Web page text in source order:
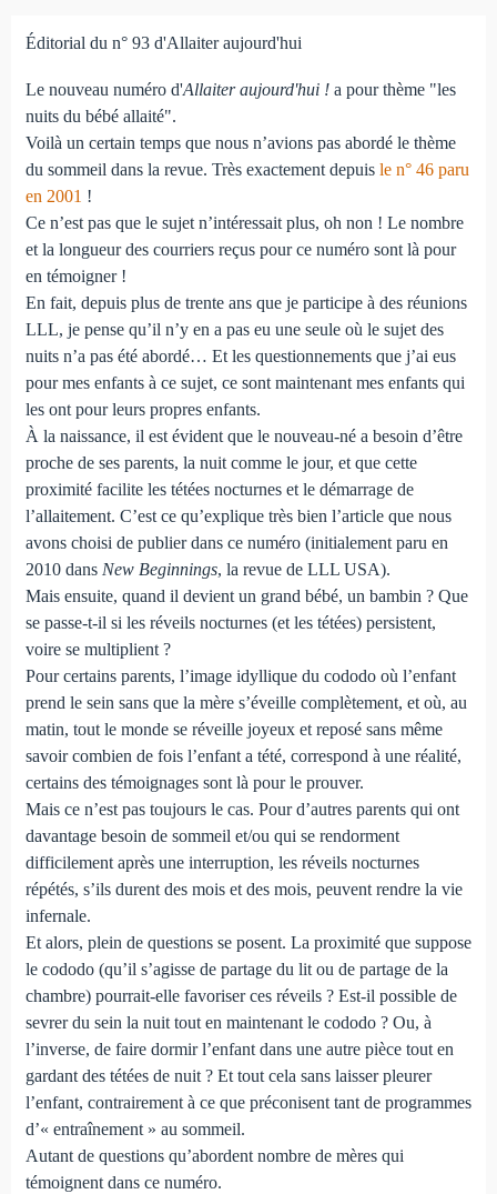
Éditorial du n° 93 d'Allaiter aujourd'hui
Le nouveau numéro d'Allaiter aujourd'hui !a pour thème "les
nuits du bébé allaité".
Voilà un certain temps que nous n’avions pas abordé le thème
du sommeil dans la revue. Très exactement depuis le n° 46 paru
en 2001 !
Ce n’est pas que le sujet n’intéressait plus, oh non ! Le nombre
et la longueur des courriers reçus pour ce numéro sont là pour
en témoigner !
En fait, depuis plus de trente ans que je participe à des réunions
LLL, je pense qu’il n’y en a pas eu une seule où le sujet des
nuits n’a pas été abordé… Et les questionnements que j’ai eus
pour mes enfants à ce sujet, ce sont maintenant mes enfants qui
les ont pour leurs propres enfants.
À la naissance, il est évident que le nouveau-né a besoin d’être
proche de ses parents, la nuit comme le jour, et que cette
proximité facilite les tétées nocturnes et le démarrage de
l’allaitement. C’est ce qu’explique très bien l’article que nous
avons choisi de publier dans ce numéro (initialement paru en
2010 dans New Beginnings, la revue de LLL USA).
Mais ensuite, quand il devient un grand bébé, un bambin ? Que
se passe-t-il si les réveils nocturnes (et les tétées) persistent,
voire se multiplient ?
Pour certains parents, l’image idyllique du cododo où l’enfant
prend le sein sans que la mère s’éveille complètement, et où, au
matin, tout le monde se réveille joyeux et reposé sans même
savoir combien de fois l’enfant a tété, correspond à une réalité,
certains des témoignages sont là pour le prouver.
Mais ce n’est pas toujours le cas. Pour d’autres parents qui ont
davantage besoin de sommeil et/ou qui se rendorment
difficilement après une interruption, les réveils nocturnes
répétés, s’ils durent des mois et des mois, peuvent rendre la vie
infernale.
Et alors, plein de questions se posent. La proximité que suppose
le cododo (qu’il s’agisse de partage du lit ou de partage de la
chambre) pourrait-elle favoriser ces réveils ? Est-il possible de
sevrer du sein la nuit tout en maintenant le cododo ? Ou, à
l’inverse, de faire dormir l’enfant dans une autre pièce tout en
gardant des tétées de nuit ? Et tout cela sans laisser pleurer
l’enfant, contrairement à ce que préconisent tant de programmes
d’« entraînement » au sommeil.
Autant de questions qu’abordent nombre de mères qui
témoignent dans ce numéro.